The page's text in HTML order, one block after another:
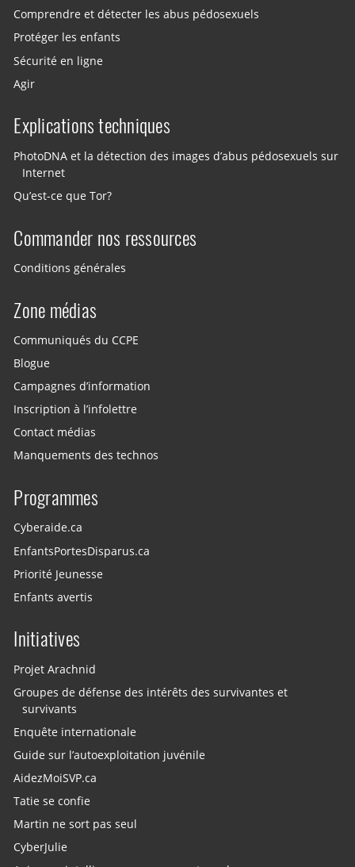
Comprendre et détecter les abus pédosexuels
Protéger les enfants
Sécurité en ligne
Agir
Explications techniques
PhotoDNA et la détection des images d’abus pédosexuels sur
Internet
Qu’est-ce que Tor?
Commander nos ressources
Conditions générales
Zone médias
Communiqués du CCPE
Blogue
Campagnes d’information
Inscription à l’infolettre
Contact médias
Manquements des technos
Programmes
Cyberaide.ca
EnfantsPortesDisparus.ca
Priorité Jeunesse
Enfants avertis
Initiatives
Projet Arachnid
Groupes de défense des intérêts des survivantes et
survivants
Enquête internationale
Guide sur l’autoexploitation juvénile
AidezMoiSVP.ca
Tatie se confie
Martin ne sort pas seul
CyberJulie